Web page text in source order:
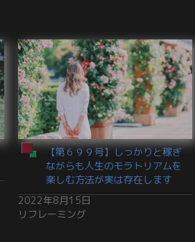
【第６９９号】しっかりと稼ぎ
ながらも人生のモラトリアムを
楽しむ方法が実は存在します
2022年8月15日
リフレーミング